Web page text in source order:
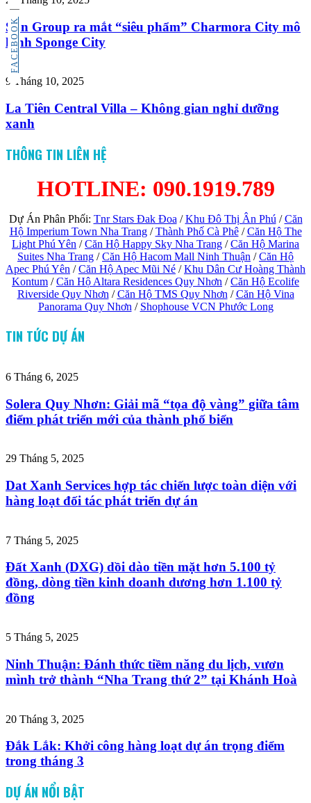
FACEBOOK
Sun Group ra mắt “siêu phẩm” Charmora City mô
hình Sponge City
9 Tháng 10, 2025
La Tiên Central Villa – Không gian nghỉ dưỡng
xanh
THÔNG TIN LIÊN HỆ
HOTLINE: 090.1919.789
Dự Án Phân Phối: Tnr Stars Đak Đoa /Khu Đô Thị Ân Phú /Căn
Hộ Imperium Town Nha Trang/Thành Phố Cà Phê/Căn Hộ The
Light Phú Yên /Căn Hộ Happy Sky Nha Trang /Căn Hộ Marina
Suites Nha Trang /Căn Hộ Hacom Mall Ninh Thuận /Căn Hộ
Apec Phú Yên /Căn Hộ Apec Mũi Né /Khu Dân Cư Hoàng Thành
Kontum /Căn Hộ Altara Residences Quy Nhơn /Căn Hộ Ecolife
Riverside Quy Nhơn /Căn Hộ TMS Quy Nhơn /Căn Hộ Vina
Panorama Quy Nhơn / Shophouse VCN Phước Long
TIN TỨC DỰ ÁN
6 Tháng 6, 2025
Solera Quy Nhơn: Giải mã “tọa độ vàng” giữa tâm
điểm phát triển mới của thành phố biển
29 Tháng 5, 2025
Dat Xanh Services hợp tác chiến lược toàn diện với
hàng loạt đối tác phát triển dự án
7 Tháng 5, 2025
Đất Xanh (DXG) dồi dào tiền mặt hơn 5.100 tỷ
đồng, dòng tiền kinh doanh dương hơn 1.100 tỷ
đồng
5 Tháng 5, 2025
Ninh Thuận: Đánh thức tiềm năng du lịch, vươn
mình trở thành “Nha Trang thứ 2” tại Khánh Hoà
20 Tháng 3, 2025
Đắk Lắk: Khởi công hàng loạt dự án trọng điểm
trong tháng 3
DỰ ÁN NỔI BẬT